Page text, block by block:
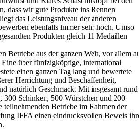
dass wir gute Produkte ins Rennen
das Leistungsniveau der anderen
ebenfalls immer sehr hoch. Umso
Produkten gleich 11 Medaillen
Betriebe aus der ganzen Welt, vor allem
Eine über fünfzigköpfige, international
einen ganzen Tag lang und bewertete
Herrichtung und Beschaffenheit,
natürlich Geschmack. Mit insgesamt rund
300 Schinken, 500 Würstchen und 200
teilnehmenden Betriebe im Rahmen der
IFFA einen eindrucksvollen Beweis